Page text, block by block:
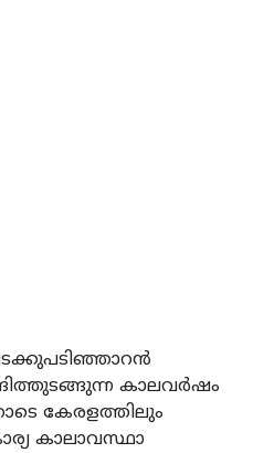
കാലവര്‍ഷം
കേരളത്തിലും
കാലാവസ്ഥാ